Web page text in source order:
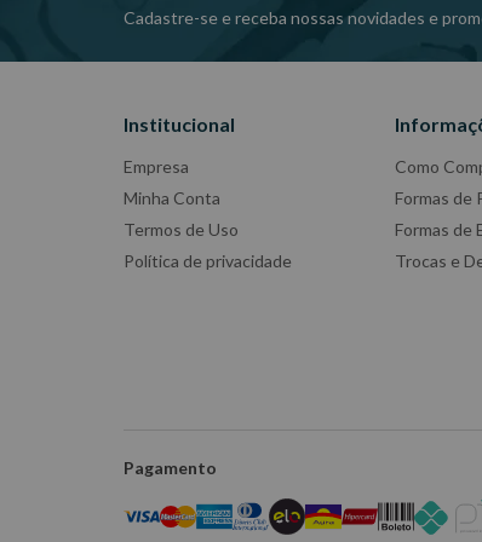
Cadastre-se e receba nossas novidades e
Institucional
Empresa
Minha Conta
Termos de Uso
Política de privacidade
Como
Formas de
Formas de
Trocas e
Pagamento